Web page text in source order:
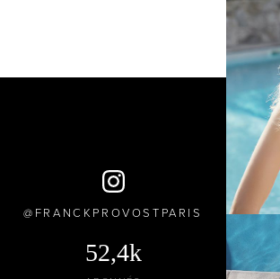
FRANCKPROVOSTPARIS
52,4k